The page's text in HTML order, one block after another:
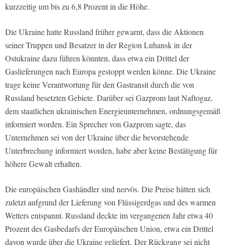
kurzzeitig um bis zu 6,8 Prozent in die Höhe.
Die Ukraine hatte Russland früher gewarnt, dass die Aktionen
seiner Truppen und Besatzer in der Region Luhansk in der
Ostukraine dazu führen könnten, dass etwa ein Drittel der
Gaslieferungen nach Europa gestoppt werden könne. Die Ukraine
trage keine Verantwortung für den Gastransit durch die von
Russland besetzten Gebiete. Darüber sei Gazprom laut Naftogaz,
dem staatlichen ukrainischen Energieunternehmen, ordnungsgemäß
informiert worden. Ein Sprecher von Gazprom sagte, das
Unternehmen sei von der Ukraine über die bevorstehende
Unterbrechung informiert worden, habe aber keine Bestätigung für
höhere Gewalt erhalten.
Die europäischen Gashändler sind nervös. Die Preise hätten sich
zuletzt aufgrund der Lieferung von Flüssigerdgas und des warmen
Wetters entspannt. Russland deckte im vergangenen Jahr etwa 40
Prozent des Gasbedarfs der Europäischen Union, etwa ein Drittel
davon wurde über die Ukraine geliefert. Der Rückgang sei nicht